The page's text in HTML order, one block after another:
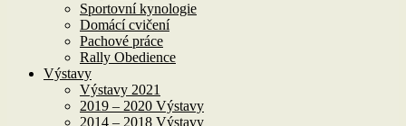
Sportovní kynologie
Domácí cvičení
Pachové práce
Rally Obedience
Výstavy
Výstavy 2021
2019 – 2020 Výstavy
2014 – 2018 Výstavy